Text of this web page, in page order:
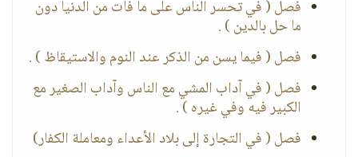
فصل ( في تحسر الناس على ما فات من الدنيا دون
ما حل بالدين ) .
فصل ( فيما يسن من الذكر عند النوم والاستيقاظ ) .
فصل ( في آداب المشي مع الناس وآداب الصغير مع
الكبير فيه وفي غيره ) .
فصل ( في التجارة إلى بلاد الأعداء ومعاملة الكفار)